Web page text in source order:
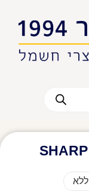
הצפה SHARP
ללא